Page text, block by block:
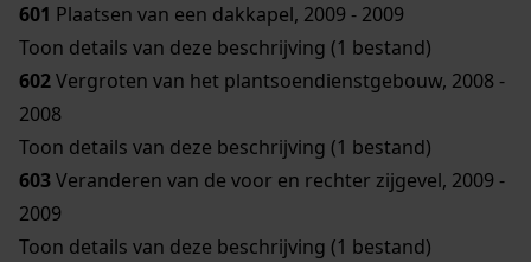
601 Plaatsen van een dakkapel, 2009 - 2009
Toon details van deze beschrijving (1 bestand)
602Vergroten van het plantsoendienstgebouw, 2008 -
2008
Toon details van deze beschrijving (1 bestand)
603Veranderen van de voor en rechter zijgevel, 2009 -
2009
Toon details van deze beschrijving (1 bestand)